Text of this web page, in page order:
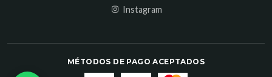
Instagram
MÉTODOS DE PAGO ACEPTADOS